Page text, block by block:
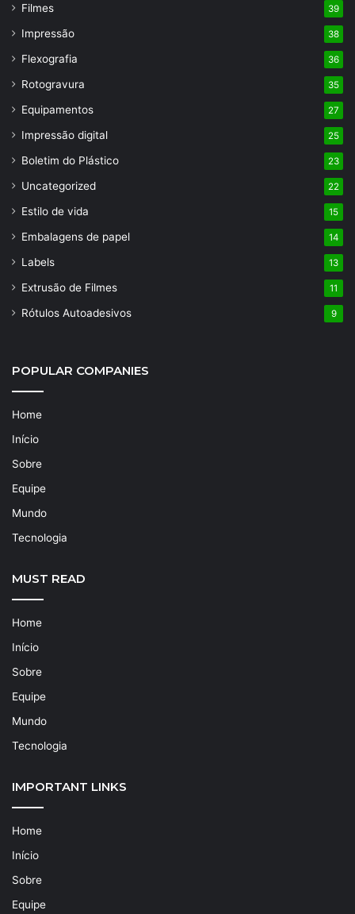
Filmes 39
Impressão 38
Flexografia 36
Rotogravura 35
Equipamentos 27
Impressão digital 25
Boletim do Plástico 23
Uncategorized 22
Estilo de vida 15
Embalagens de papel 14
Labels 13
Extrusão de Filmes 11
Rótulos Autoadesivos 9
POPULAR COMPANIES
Home
Início
Sobre
Equipe
Mundo
Tecnologia
MUST READ
Home
Início
Sobre
Equipe
Mundo
Tecnologia
IMPORTANT LINKS
Home
Início
Sobre
Equipe